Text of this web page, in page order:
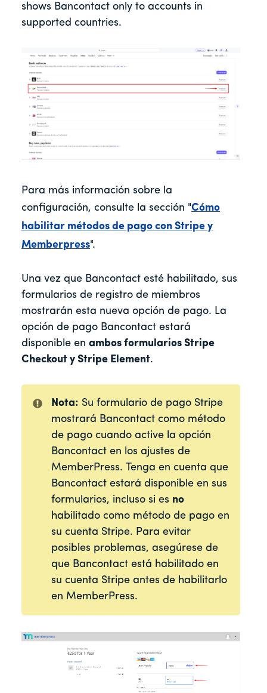
shows Bancontact only to accounts in
supported countries.
Para más información sobre la
configuración, consulte la sección "Cómo
habilitar métodos de pago con Stripe y
Memberpress".
Una vez que Bancontact esté habilitado, sus
formularios de registro de miembros
mostrarán esta nueva opción de pago. La
opción de pago Bancontact estará
disponible en ambos formularios Stripe
Checkout y Stripe Element.
Nota: Su formulario de pago Stripe
mostrará Bancontact como método
de pago cuando active la opción
Bancontact en los ajustes de
MemberPress. Tenga en cuenta que
Bancontact estará disponible en sus
formularios, incluso si es no
habilitado como método de pago en
su cuenta Stripe. Para evitar
posibles problemas, asegúrese de
que Bancontact está habilitado en
su cuenta Stripe antes de habilitarlo
en MemberPress.